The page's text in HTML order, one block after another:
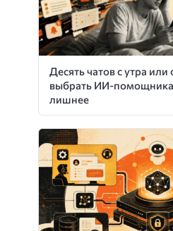
Десять чатов с утра
выбрать ИИ-помощника
лишнее